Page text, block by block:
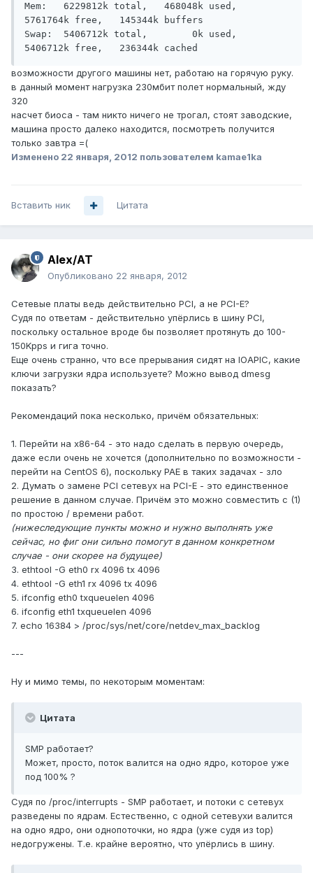
Mem:   6229812k total,   468048k used,
5761764k free,   145344k buffers
Swap:  5406712k total,        0k used,
возможности другого машины нет, работаю на горячую руку.
в данный момент нагрузка 230мбит полет нормальный, жду
320
насчет биоса - там никто ничего не трогал, стоят заводские,
машина просто далеко находится, посмотреть получится
только завтра =(
Изменено 22 января, 2012 пользователем kamae1ka
Вставить ник Цитата
Alex/AT
Опубликовано 22 января, 2012
Сетевые платы ведь действительно PCI, а не PCI-E?
Судя по ответам - действительно упёрлись в шину PCI,
поскольку остальное вроде бы позволяет протянуть до 100-
150Kpps и гига точно.
Еще очень странно, что все прерывания сидят на IOAPIC, какие
ключи загрузки ядра используете? Можно вывод dmesg
показать?
Рекомендаций пока несколько, причём обязательных:
1. Перейти на x86-64 - это надо сделать в первую очередь,
даже если очень не хочется (дополнительно по возможности -
перейти на CentOS 6), поскольку PAE в таких задачах - зло
2. Думать о замене PCI сетевух на PCI-E - это единственное
решение в данном случае. Причём это можно совместить с (1)
по простою / времени работ.
(нижеследующие пункты можно и нужно выполнять уже
сейчас, но фиг они сильно помогут в данном конкретном
случае - они скорее на будущее)
3. ethtool -G eth0 rx 4096 tx 4096
4. ethtool -G eth1 rx 4096 tx 4096
5. ifconfig eth0 txqueuelen 4096
6. ifconfig eth1 txqueuelen 4096
7. echo 16384 > /proc/sys/net/core/netdev_max_backlog
---
Ну и мимо темы, по некоторым моментам:
Цитата
SMP работает?
Может, просто, поток валится на одно ядро, которое уже
под 100% ?
Судя по /proc/interrupts - SMP работает, и потоки с сетевух
разведены по ядрам. Естественно, с одной сетевухи валится
на одно ядро, они однопоточки, но ядра (уже судя из top)
недогружены. Т.е. крайне вероятно, что упёрлись в шину.